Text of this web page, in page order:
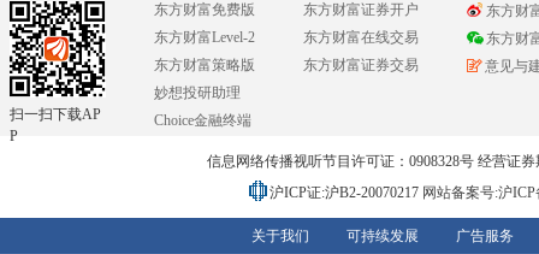
扫一扫下载AP
P
东方财富免费版
东方财富Level-2
东方财富策略版
妙想投研助理
Choice金融终端
东方财富证券开户
东方财富在线交易
东方财富证券交易
东方财
东方财
意见与
信息网络传播视听节目许可证：0908328号 经营证
沪ICP证:沪B2-20070217 网站备案号:沪
关于我们 可持续发展 广告服务